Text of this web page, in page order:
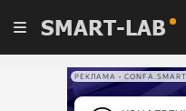
SMART-LAB
РЕКЛАМА •